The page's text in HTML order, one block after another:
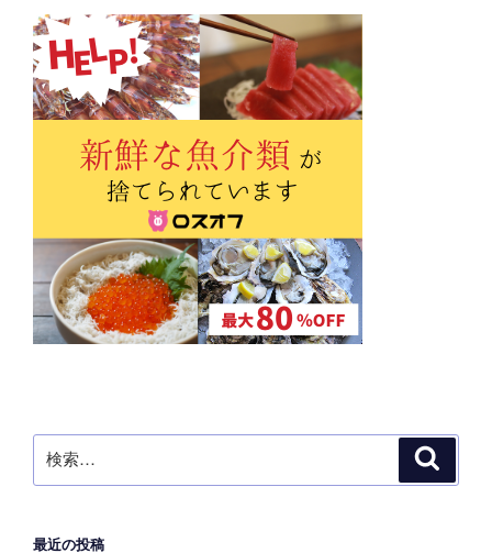
ペ
ー
ジ
送
索:
最近の投稿